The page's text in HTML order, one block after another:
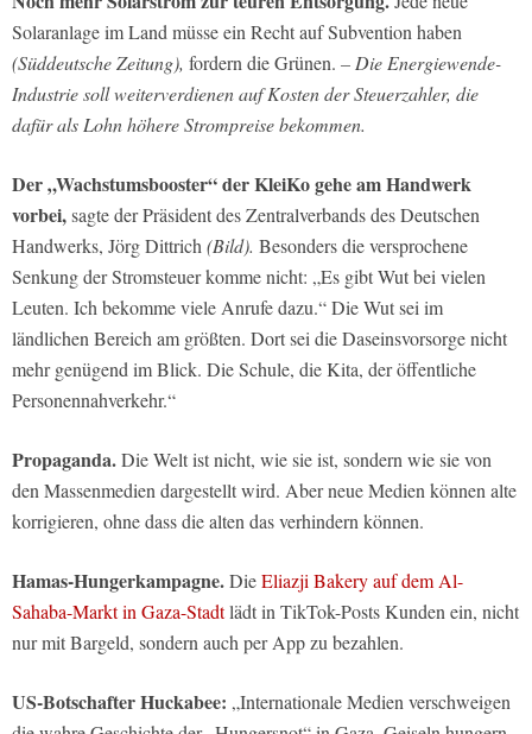
Solaranlage im Land müsse ein Recht auf Subvention haben
(Süddeutsche Zeitung), fordern die Grünen. – Die Energiewende-
Industrie soll weiterverdienen auf Kosten der Steuerzahler, die
dafür als Lohn höhere Strompreise bekommen.
Der „Wachstumsbooster“ der KleiKo gehe am Handwerk
vorbei,sagte der Präsident des Zentralverbands des Deutschen
Handwerks, Jörg Dittrich (Bild). Besonders die versprochene
Senkung der Stromsteuer komme nicht: „Es gibt Wut bei vielen
Leuten. Ich bekomme viele Anrufe dazu.“ Die Wut sei im
ländlichen Bereich am größten. Dort sei die Daseinsvorsorge nicht
mehr genügend im Blick. Die Schule, die Kita, der öffentliche
Personennahverkehr.“
Propaganda.Die Welt ist nicht, wie sie ist, sondern wie sie von
den Massenmedien dargestellt wird. Aber neue Medien können alte
korrigieren, ohne dass die alten das verhindern können.
Hamas-Hungerkampagne.DieEliazji Bakery auf dem Al-
Sahaba-Markt in Gaza-Stadtlädt in TikTok-Posts Kunden ein, nicht
nur mit Bargeld, sondern auch per App zu bezahlen.
US-Botschafter Huckabee: „Internationale Medien verschweigen